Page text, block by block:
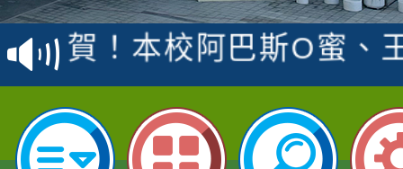
賽 洪綺君教師榮獲社
名
賀！本校阿巴斯O蜜、
倩參加桃園市科展 國
名 指導老師王老師、
賀！本校四年二班張O
園市英語競賽國小朗讀
賀！本校參加桃園市中